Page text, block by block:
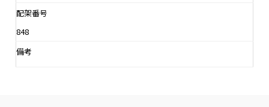
配架番号
848
備考